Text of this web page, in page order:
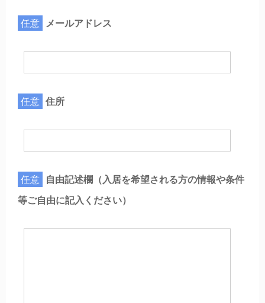
任意 メールアドレス
任意 住所
任意 自由記述欄（入居を希望される方の情報や条件
等ご自由に記入ください）